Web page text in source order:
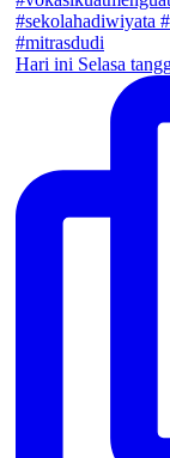
Hari ini Selasa